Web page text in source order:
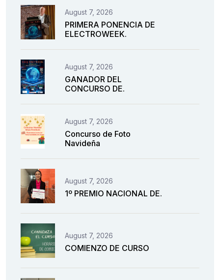
August 7, 2026
PRIMERA PONENCIA DE
ELECTROWEEK.
August 7, 2026
GANADOR DEL
CONCURSO DE.
August 7, 2026
Concurso de Foto
Navideña
August 7, 2026
1º PREMIO NACIONAL DE.
August 7, 2026
COMIENZO DE CURSO